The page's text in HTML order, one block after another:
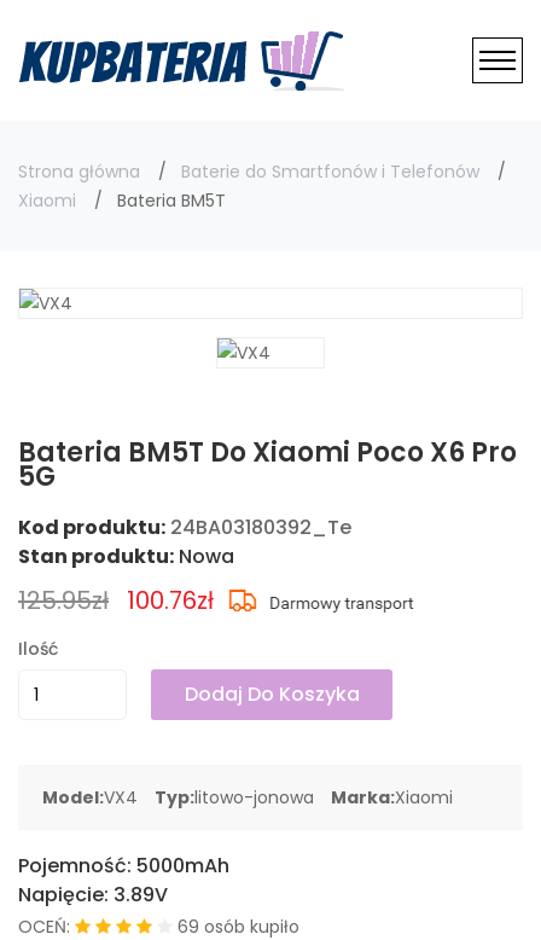
Strona główna
Baterie do Smartfonów i Telefonów
Xiaomi
Bateria BM5T
Bateria BM5T Do Xiaomi Poco X6 Pro
5G
Kod produktu: 24BA03180392_Te
Stan produktu: Nowa
125.95zł 100.76zł
Ilość
Dodaj Do Koszyka
Model:VX4 Typ:litowo-jonowa Marka:Xiaomi
Pojemność: 5000mAh
Napięcie: 3.89V
OCEŃ:
69 osób kupiło